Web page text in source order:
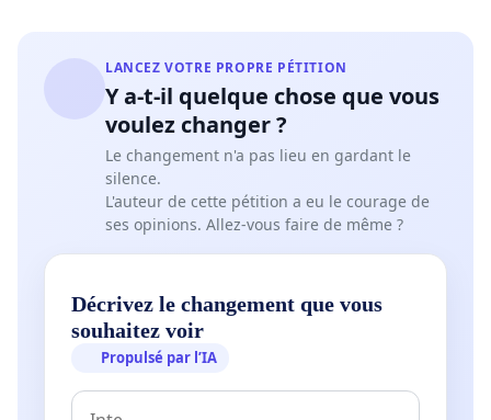
LANCEZ VOTRE PROPRE PÉTITION
Y a-t-il quelque chose que vous
voulez changer ?
Le changement n'a pas lieu en gardant le
silence.
L'auteur de cette pétition a eu le courage de
ses opinions. Allez-vous faire de même ?
Décrivez le changement que vous
souhaitez voir
Propulsé par l’IA